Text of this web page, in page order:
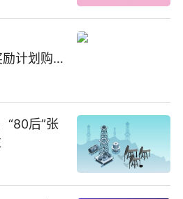
励计划购
“80后”张